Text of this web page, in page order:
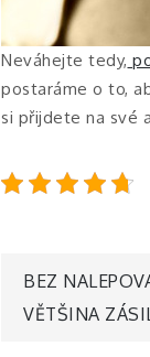
Neváhejte tedy,
postaráme o to,
si přijdete na své
BEZ
VĚTŠINA